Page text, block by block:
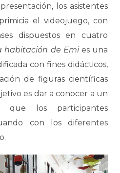
los asistentes
el videojuego, con
dispuestos en cuatro
habitación de Emies una
con fines didácticos,
de figuras científicas
es dar a conocer a un
que los participantes
con los diferentes